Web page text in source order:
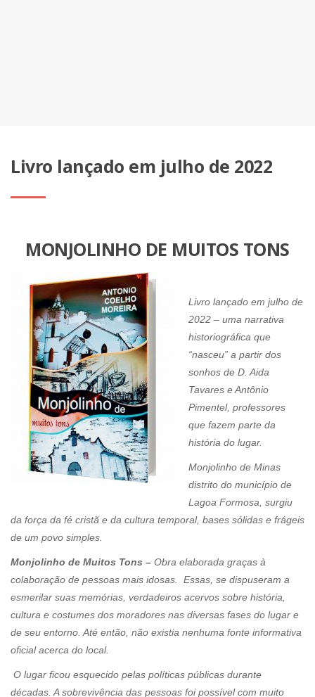
Livro lançado em julho de 2022
MONJOLINHO DE MUITOS TONS
Livro lançado em julho de
2022 – uma narrativa
historiográfica que
“nasceu” a partir dos
sonhos de D. Aida
Tavares e Antônio
Pimentel, professores
que fazem parte da
história do lugar.
Monjolinho de Minas
distrito do município de
Lagoa Formosa, surgiu
da força da fé cristã e da cultura temporal, bases sólidas e frágeis
de um povo simples.
Monjolinho de Muitos Tons – Obra elaborada graças à
colaboração de pessoas mais idosas. Essas, se dispuseram a
esmerilar suas memórias, verdadeiros acervos sobre história,
cultura e costumes dos moradores nas diversas fases do lugar e
de seu entorno. Até então, não existia nenhuma fonte informativa
oficial acerca do local.
O lugar ficou esquecido pelas políticas públicas durante
décadas. A sobrevivência das pessoas foi possível com muito